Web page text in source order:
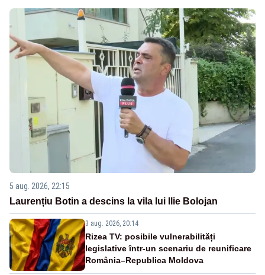
5 aug. 2026, 22:15
Laurențiu Botin a descins la vila lui Ilie Bolojan
3 aug. 2026, 20:14
Rizea TV: posibile vulnerabilități
legislative într-un scenariu de reunificare
România–Republica Moldova